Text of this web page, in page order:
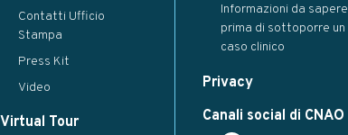
Contatti Ufficio
Stampa
Press Kit
Video
Virtual Tour
Informazioni da sapere
prima di sottoporre un
caso clinico
Privacy
Canali social di CNAO